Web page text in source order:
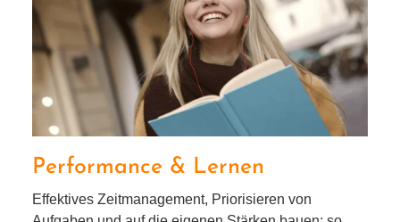
Performance & Lernen
Performance & Lernen
Effektives Zeitmanagement, Priorisieren von